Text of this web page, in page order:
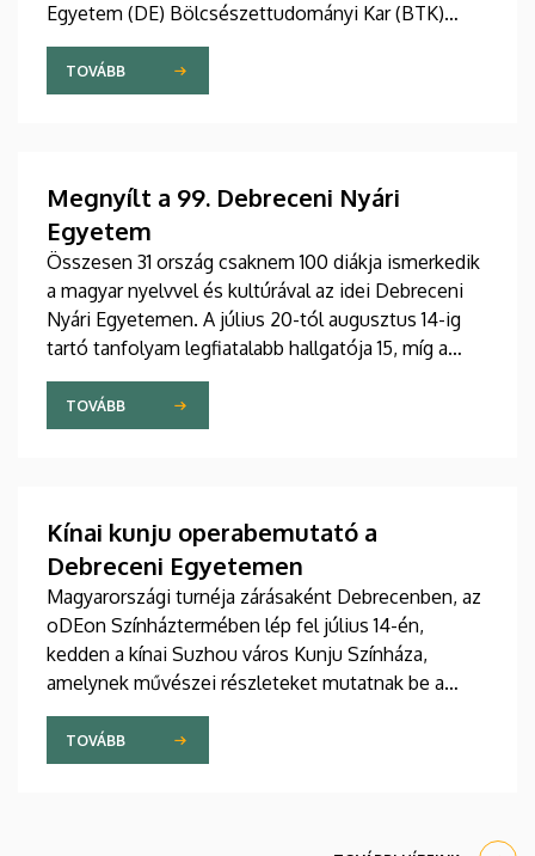
Egyetem (DE) Bölcsészettudományi Kar (BTK)
Angol-Amerikai Intézet Angol Nyelvészeti
Tanszéke. A 2026. július 27 - augusztus 7. közötti
eseményre csaknem tíz ország mintegy száz
bővítse nyelvészeti ismereteit.
TOVÁBB
Megnyílt a 99. Debreceni Nyári
Egyetem
Összesen 31 ország csaknem 100 diákja ismerkedik
a magyar nyelvvel és kultúrával az idei Debreceni
Nyári Egyetemen. A július 20-tól augusztus 14-ig
tartó tanfolyam legfiatalabb hallgatója 15, míg a
legidősebb 80 éves. Az Egyetemi Templomban
tartott hétfői ünnepélyes megnyitón átadták az
ösztöndíjasok okleveleit.
TOVÁBB
Kínai kunju operabemutató a
Debreceni Egyetemen
Magyarországi turnéja zárásaként Debrecenben, az
oDEon Színháztermében lép fel július 14-én,
kedden a kínai Suzhou város Kunju Színháza,
amelynek művészei részleteket mutatnak be a
több mint 600 éves Kun opera legszebb darabjából.
Az előadás a Debreceni Egyetem (DE)
Bölcsészettudományi Kar (BTK) Konfuciusz
TOVÁBB